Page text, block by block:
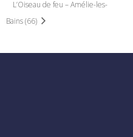
L’Oiseau de feu – Amélie-les-
Bains (66)